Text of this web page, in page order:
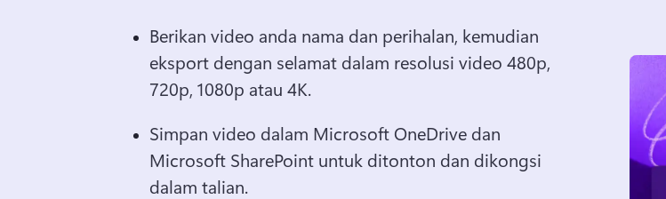
Berikan video anda nama dan perihalan, kemudian
eksport dengan selamat dalam resolusi video 480p,
720p, 1080p atau 4K.
Simpan video dalam Microsoft OneDrive dan
Microsoft SharePoint untuk ditonton dan dikongsi
dalam talian.